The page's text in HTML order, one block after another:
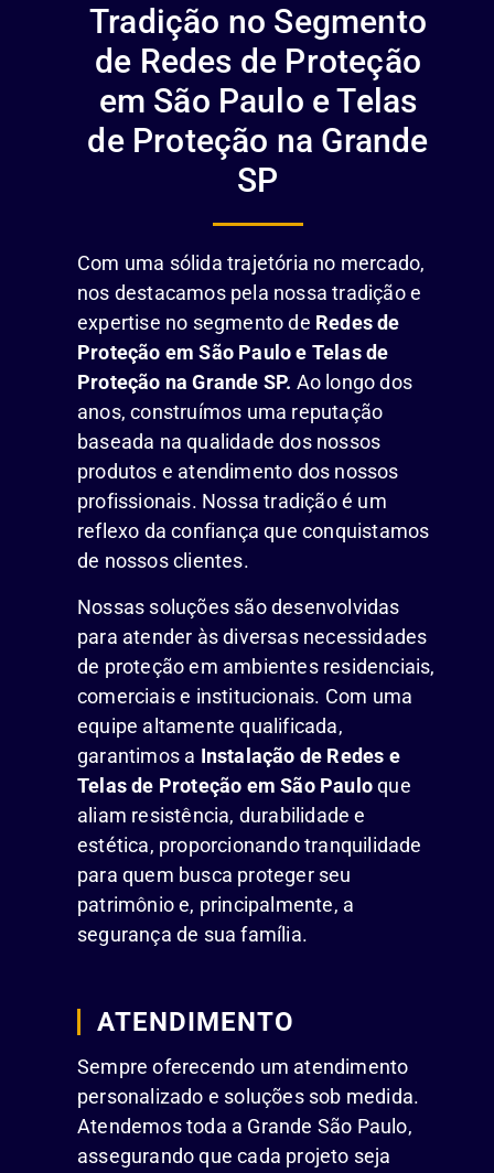
Tradição no Segmento
de Redes de Proteção
em São Paulo e Telas
de Proteção na Grande
SP
Com uma sólida trajetória no mercado,
nos destacamos pela nossa tradição e
expertise no segmento de Redes de
Proteção em São Paulo e Telas de
Proteção na Grande SP. Ao longo dos
anos, construímos uma reputação
baseada na qualidade dos nossos
produtos e atendimento dos nossos
profissionais. Nossa tradição é um
reflexo da confiança que conquistamos
de nossos clientes.
Nossas soluções são desenvolvidas
para atender às diversas necessidades
de proteção em ambientes residenciais,
comerciais e institucionais. Com uma
equipe altamente qualificada,
garantimos a Instalação de Redes e
Telas de Proteção em São Pauloque
aliam resistência, durabilidade e
estética, proporcionando tranquilidade
para quem busca proteger seu
patrimônio e, principalmente, a
segurança de sua família.
ATENDIMENTO
Sempre oferecendo um atendimento
personalizado e soluções sob medida.
Atendemos toda a Grande São Paulo,
assegurando que cada projeto seja